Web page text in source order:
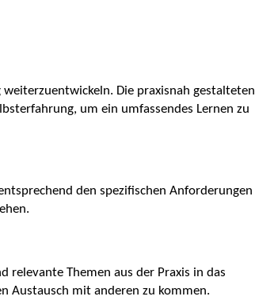
Die praxisnah gestalteten
um ein umfassendes Lernen zu
den spezifischen Anforderungen
Themen aus der Praxis in das
Austausch mit anderen zu kommen.